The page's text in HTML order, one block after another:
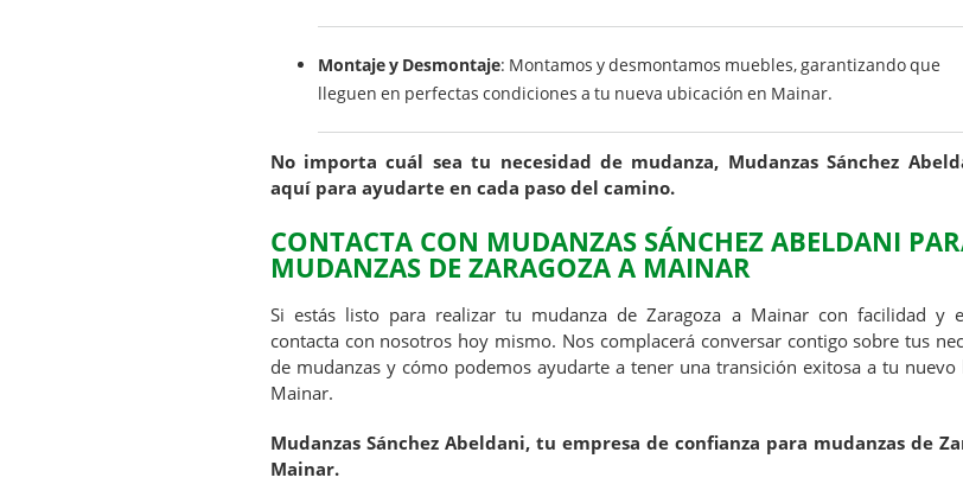
Montaje y Desmontaje: Montamos y desmontamos muebles, garantizando que
lleguen en perfectas condiciones a tu nueva ubicación en Mainar.
No importa cuál sea tu necesidad de mudanza, Mudanzas Sánchez
aquí para ayudarte en cada paso del camino.
CONTACTA CON MUDANZAS SÁNCHEZ ABELDANI
MUDANZAS DE ZARAGOZA A MAINAR
Si estás listo para realizar tu mudanza de Zaragoza a Mainar con facilidad y
contacta con nosotros hoy mismo. Nos complacerá conversar contigo sobre tus
de mudanzas y cómo podemos ayudarte a tener una transición exitosa a tu nuevo
Mainar.
Mudanzas Sánchez Abeldani, tu empresa de confianza para mudanzas de
Mainar.